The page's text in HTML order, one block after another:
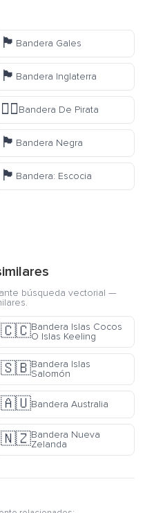
🏴󠁧󠁢󠁷󠁬󠁳󠁿 Bandera Gales
🏴󠁧󠁢󠁥󠁮󠁧󠁿 Bandera Inglaterra
🏴‍☠️Bandera De Pirata
🏴 Bandera Negra
🏴󠁧󠁢󠁳󠁣󠁴󠁿 Bandera: Escocia
búsqueda vectorial —
🇨🇨Bandera Islas Cocos
O Islas Keeling
🇸🇧Bandera Islas
Salomón
🇦🇺Bandera Australia
🇳🇿Bandera Nueva
Zelanda